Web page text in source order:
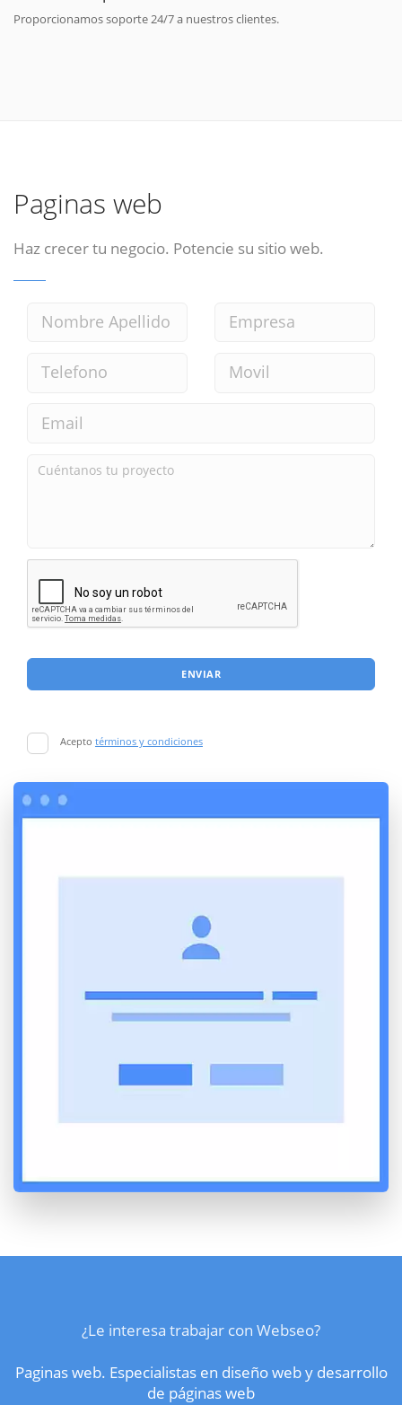
Proporcionamos soporte 24/7 a nuestros clientes.
Paginas web
Haz crecer tu negocio. Potencie su sitio web.
ENVIAR
Acepto términos y condiciones
¿Le interesa trabajar con Webseo?
Paginas web. Especialistas en diseño web y desarrollo
de páginas web